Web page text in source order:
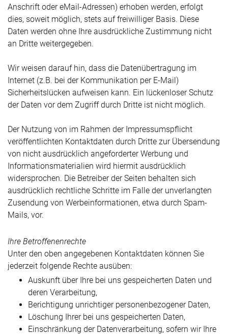
Anschrift oder eMail-Adressen) erhoben werden, erfolgt
dies, soweit möglich, stets auf freiwilliger Basis. Diese
Daten werden ohne Ihre ausdrückliche Zustimmung nicht
an Dritte weitergegeben.
Wir weisen darauf hin, dass die Datenübertragung im
Internet (z.B. bei der Kommunikation per E-Mail)
Sicherheitslücken aufweisen kann. Ein lückenloser Schutz
der Daten vor dem Zugriff durch Dritte ist nicht möglich.
Der Nutzung von im Rahmen der Impressumspflicht
veröffentlichten Kontaktdaten durch Dritte zur Übersendung
von nicht ausdrücklich angeforderter Werbung und
Informationsmaterialien wird hiermit ausdrücklich
widersprochen. Die Betreiber der Seiten behalten sich
ausdrücklich rechtliche Schritte im Falle der unverlangten
Zusendung von Werbeinformationen, etwa durch Spam-
Mails, vor.
Ihre Betroffenenrechte
Unter den oben angegebenen Kontaktdaten können Sie
jederzeit folgende Rechte ausüben:
Auskunft über Ihre bei uns gespeicherten Daten und
deren Verarbeitung,
Berichtigung unrichtiger personenbezogener Daten,
Löschung Ihrer bei uns gespeicherten Daten,
Einschränkung der Datenverarbeitung, sofern wir Ihre